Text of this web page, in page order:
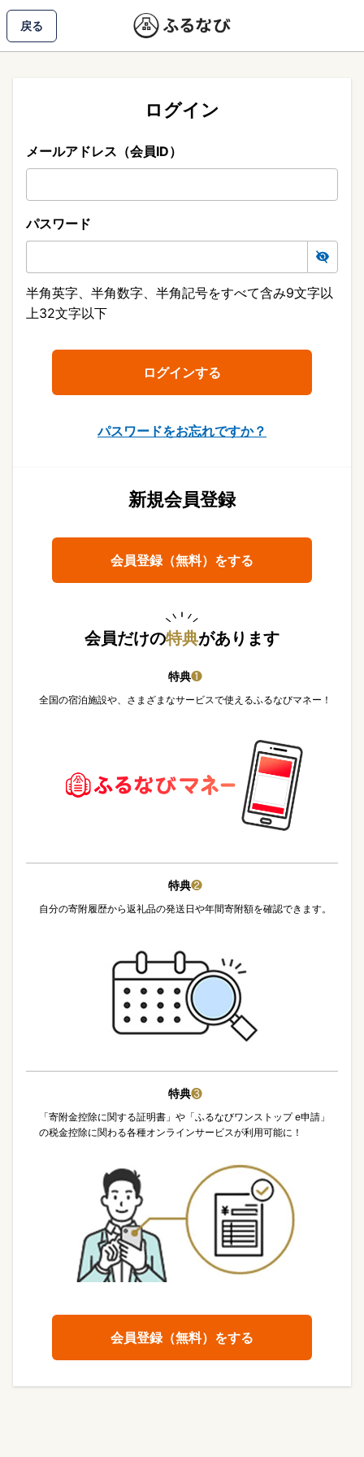
戻る
ログイン
メールアドレス（会員ID）
パスワード
半角英字、半角数字、半角記号をすべて含み9文字以
上32文字以下
パスワードをお忘れですか？
新規会員登録
会員登録（無料）をする
会員だけの特典があります
特典❶
全国の宿泊施設や、さまざまなサービスで使えるふるなびマネー！
特典❷
自分の寄附履歴から返礼品の発送日や年間寄附額を確認できます。
特典❸
「寄附金控除に関する証明書」や「ふるなびワンストップ e申請」
の税金控除に関わる各種オンラインサービスが利用可能に！
会員登録（無料）をする